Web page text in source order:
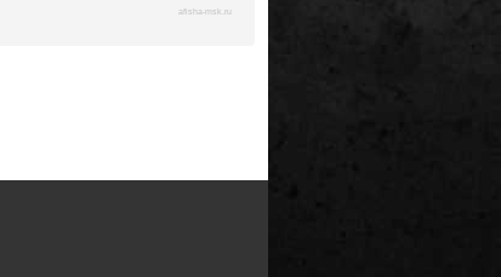
afisha-msk.ru